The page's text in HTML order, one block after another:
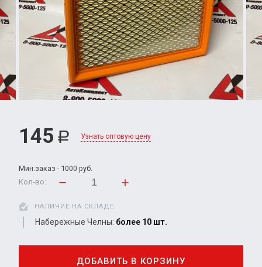
145 Р Узнать оптовую цену
Мин.заказ - 1000 руб.
Кол-во:
НАЛИЧИЕ НА СКЛАДЕ:
Набережные Челны: более 10 шт.
ДОБАВИТЬ В КОРЗИНУ